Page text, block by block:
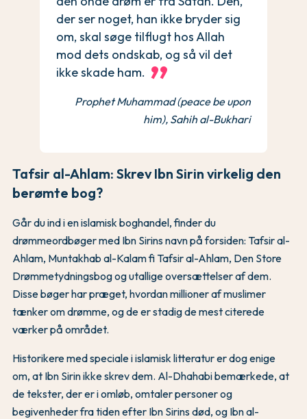
der ser noget, han ikke bryder sig
om, skal søge tilflugt hos Allah
mod dets ondskab, og så vil det
ikke skade ham.
Prophet Muhammad (peace be upon
him), Sahih al-Bukhari
Tafsir al-Ahlam: Skrev Ibn Sirin virkelig den
berømte bog?
Går du ind i en islamisk boghandel, finder du
drømmeordbøger med Ibn Sirins navn på forsiden: Tafsir al-
Ahlam, Muntakhab al-Kalam fi Tafsir al-Ahlam, Den Store
Drømmetydningsbog og utallige oversættelser af dem.
Disse bøger har præget, hvordan millioner af muslimer
tænker om drømme, og de er stadig de mest citerede
værker på området.
Historikere med speciale i islamisk litteratur er dog enige
om, at Ibn Sirin ikke skrev dem. Al-Dhahabi bemærkede, at
de tekster, der er i omløb, omtaler personer og
begivenheder fra tiden efter Ibn Sirins død, og Ibn al-